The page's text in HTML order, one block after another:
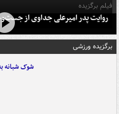
فیلم برگزیده
روایت پدر امیرعلی جداوی از
برگزیده ورزشی
شوک شبانه